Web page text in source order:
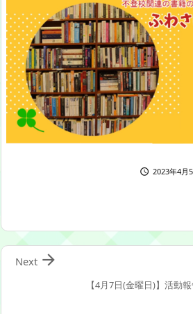
 2023年4月
【4月7日(金曜日)】活動

Next